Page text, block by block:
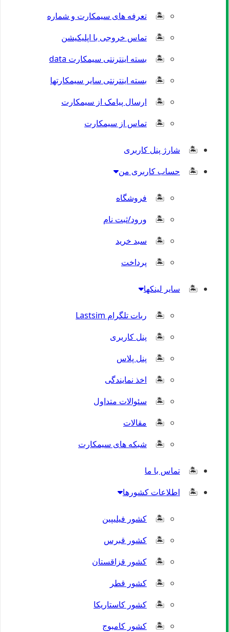
تعرفه های سیمکارت و شماره
تماس خروجی با اپلیکیشن
بسته اینترنتی سیمکارت data
بسته اینترنتی سایر سیمکارتها
ارسال پیامک از سیمکارت
تماس از سیمکارت
شارژ پنل کاربری
حساب کاربری من
فروشگاه
ورود/ثبت نام
سبد خرید
پرداخت
سایر لینکها
ربات تلگرام Lastsim
پنل کاربری
پنل پلاس
اخذ نمایندگی
سئوالات متداول
مقالات
شبکه های سیمکارت
تماس با ما
اطلاعات کشورها
کشور فیلیپین
کشور قبرس
کشور قزاقستان
کشور قطر
کشور کاستاریکا
کشور کامبوج